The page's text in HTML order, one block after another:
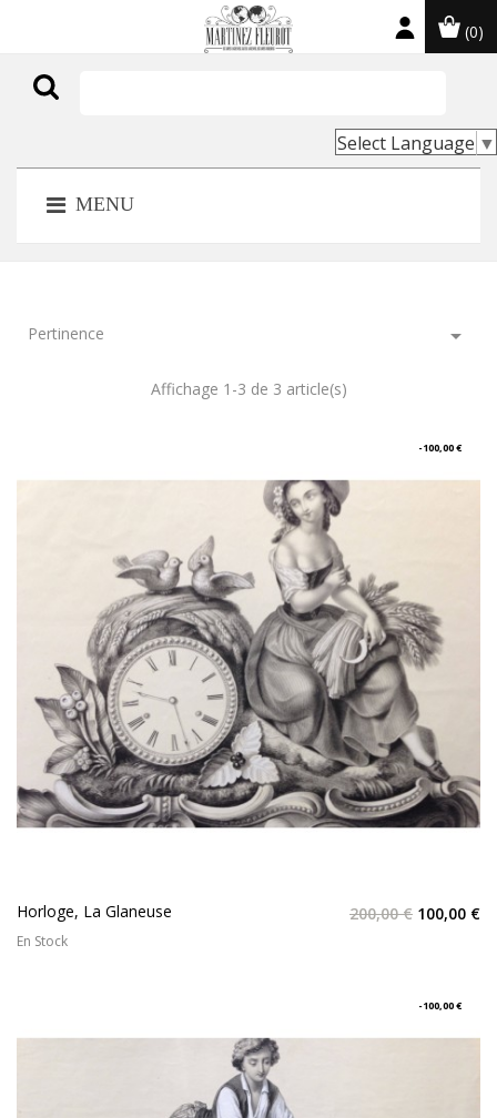
(0)
Select Language ▼
MENU
Pertinence 
Affichage 1-3 de 3 article(s)
-100,00 €
Horloge, La Glaneuse 200,00 € 100,00 €
En Stock
-100,00 €